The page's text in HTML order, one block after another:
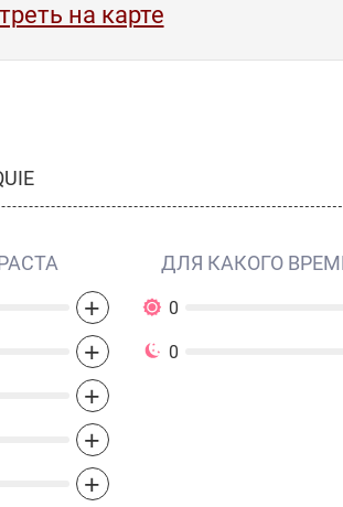
на карте
+
+
+
+
+
ДЛЯ КАКОГО
0
0